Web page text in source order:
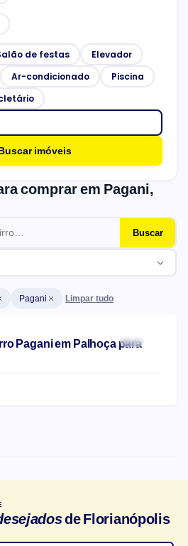
de festas
Elevador
Ar-condicionado
Piscina
imóveis
comprar em Pagani,
Buscar
Pagani Limpar tudo
Pagani em Palhoça para
CONDOMÍNIO
de Florianópolis